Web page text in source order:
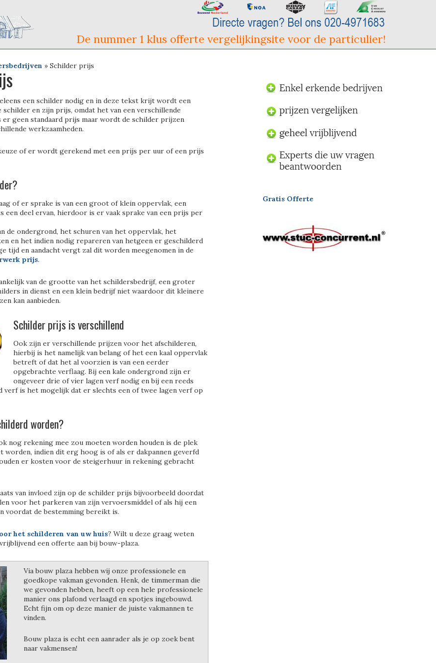
De nummer 1 klus offerte vergelijkingsite voor de particulier!
» Schilder prijs
een schilder nodig en in deze tekst krijt wordt een
schilder en zijn prijs, omdat het van een verschillende
geen standaard prijs maar wordt de schilder prijzen
werkzaamheden.
of er wordt gerekend met een prijs per uur of een prijs
of er sprake is van een groot of klein oppervlak, een
een deel ervan, hierdoor is er vaak sprake van een prijs per
de ondergrond, het schuren van het oppervlak, het
en het indien nodig repareren van hetgeen er geschilderd
tijd en aandacht vergt zal dit worden meegenomen in de
prijs.
van de grootte van het schildersbedrijf, een groter
in dienst en een klein bedrijf niet waardoor dit kleinere
kan aanbieden.
Schilder prijs isverschillend
Ook zijn er verschillende prijzen voor het afschilderen,
hierbij is het namelijk van belang of het een kaal oppervlak
betreft of dat het al voorzien is van een eerder
opgebrachte verflaag. Bij een kale ondergrond zijn er
ongeveer drie of vier lagen verf nodig en bij een reeds
verf is het mogelijk dat er slechts een of twee lagen verf op
worden?
nog rekening mee zou moeten worden houden is de plek
worden, indien dit erg hoog is of als er dakpannen geverfd
er kosten voor de steigerhuur in rekening gebracht
van invloed zijn op de schilder prijs bijvoorbeeld doordat
voor het parkeren van zijn vervoersmiddel of als hij een
voordat de bestemming bereikt is.
het schilderen van uw huis? Wilt u deze graag weten
een offerte aan bij bouw-plaza.
Via bouw plaza hebben wij onze professionele en
goedkope vakman gevonden. Henk, de timmerman die
we gevonden hebben, heeft op een hele professionele
manier ons plafond verlaagd en spotjes ingebouwd.
Echt fijn om op deze manier de juiste vakmannen te
vinden.
Bouw plaza is echt een aanrader als je op zoek bent
naar vakmensen!
Gratis Offerte